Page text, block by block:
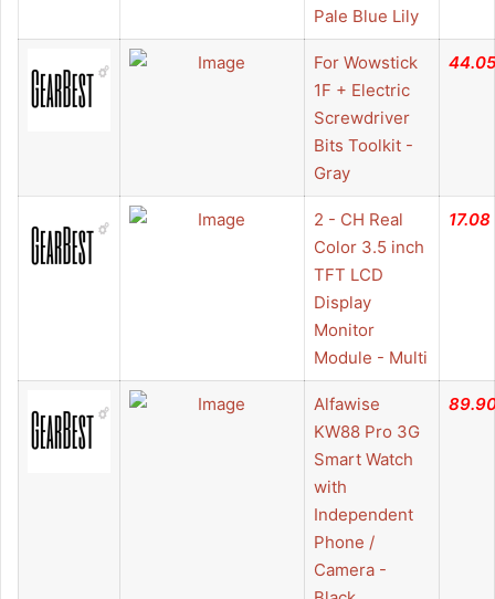
Pale Blue Lily
For Wowstick
1F + Electric
Screwdriver
Bits Toolkit -
Gray
44.05
2 - CH Real
Color 3.5 inch
TFT LCD
Display
Monitor
Module - Multi
17.08
Alfawise
KW88 Pro 3G
Smart Watch
with
Independent
Phone /
Camera -